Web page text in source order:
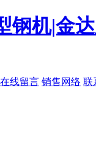
钢机|金
在线留言 销售网络 联